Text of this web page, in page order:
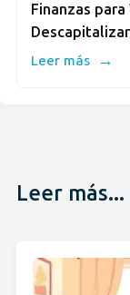
Finanzas
Leer más →
Leer más...